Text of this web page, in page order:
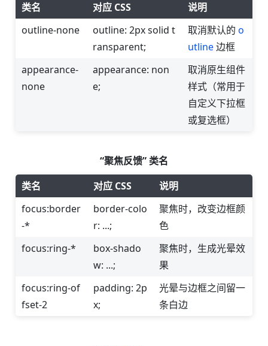
类名
对应 CSS
说明
outline-none
outline: 2px solid t
ransparent;
取消默认的 o
utline边框
appearance-
none
appearance: non
e;
取消原生组件
样式（常用于
自定义下拉框
或复选框）
“聚焦反馈” 类名
类名
对应 CSS
说明
focus:border
-*
border-colo
r: ...;
聚焦时，改变边框颜
色
focus:ring-*
box-shado
w: ...;
聚焦时，生成光晕效
果
focus:ring-of
fset-2
padding: 2p
x;
光晕与边框之间留一
条白边